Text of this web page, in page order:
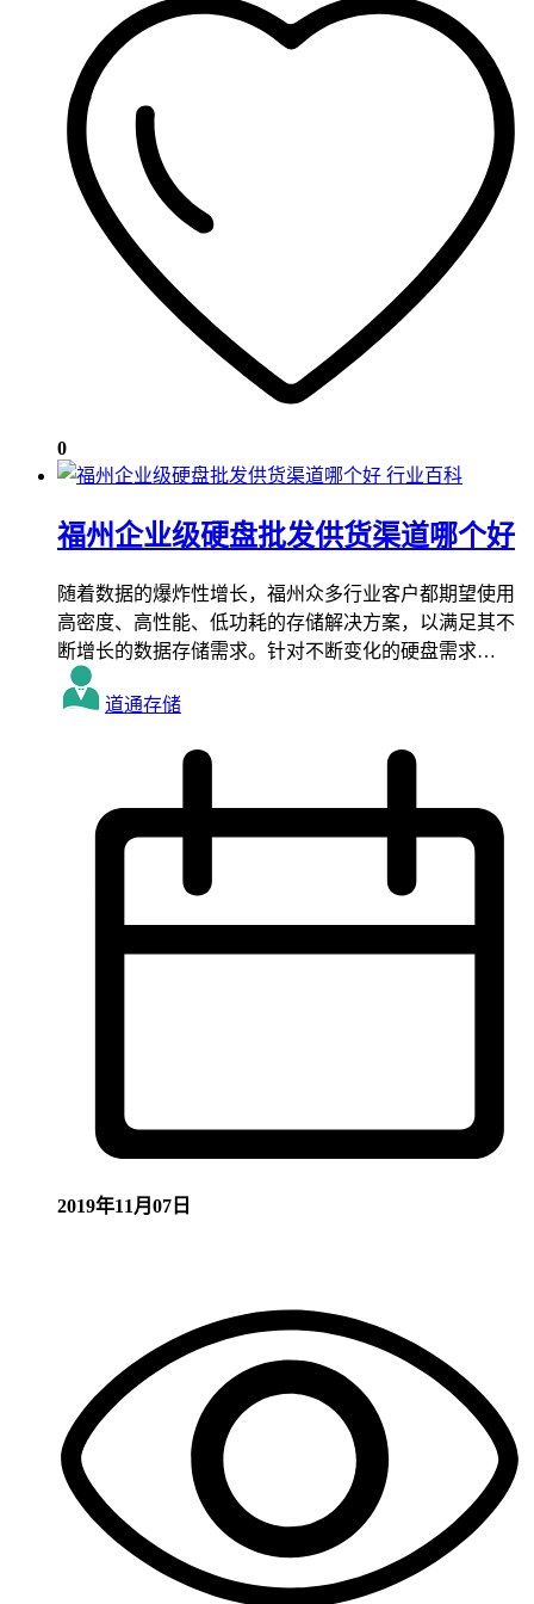
0
行业百科
福州企业级硬盘批发供货渠道哪个好
随着数据的爆炸性增长，福州众多行业客户都期望使用
高密度、高性能、低功耗的存储解决方案，以满足其不
断增长的数据存储需求。针对不断变化的硬盘需求…
道通存储
2019年11月07日